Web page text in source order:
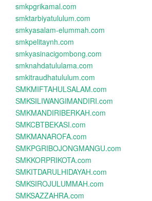
smkpgrikamal.com
smktarbiyatululum.com
smkyasalam-elummah.com
smkpelitaynh.com
smkyasinacigombong.com
smknahdatululama.com
smkitraudhatululum.com
SMKMIFTAHULSALAM.com
SMKSILIWANGIMANDIRI.com
SMKMANDIRIBERKAH.com
SMKCBTBEKASI.com
SMKMANAROFA.com
SMKPGRIBOJONGMANGU.com
SMKKORPRIKOTA.com
SMKITDARULHIDAYAH.com
SMKSIROJULUMMAH.com
SMKSAZZAHRA.com